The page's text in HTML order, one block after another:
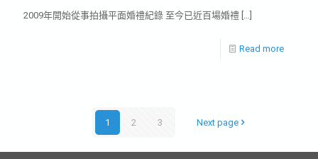
2009年開始從事拍攝平面婚禮紀錄 至今已近百場婚禮
Read more
1 2 3 Next page